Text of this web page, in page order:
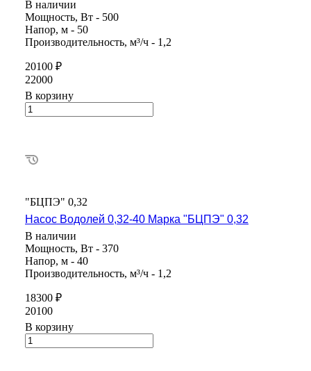
В наличии
Мощность, Вт - 500
Напор, м - 50
Производительность, м³/ч - 1,2
20100 ₽
22000
В корзину
"БЦПЭ" 0,32
Насос Водолей 0,32-40 Марка "БЦПЭ" 0,32
В наличии
Мощность, Вт - 370
Напор, м - 40
Производительность, м³/ч - 1,2
18300 ₽
20100
В корзину